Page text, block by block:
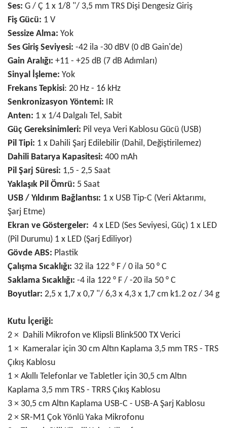
Ses: G / Ç 1 x 1/8 "/ 3,5 mm TRS Dişi Dengesiz Giriş
Fiş Gücü: 1 V
Sessize Alma: Yok
Ses Giriş Seviyesi: -42 ila -30 dBV (0 dB Gain'de)
Gain Aralığı: +11 - +25 dB (7 dB Adımları)
Sinyal İşleme: Yok
Frekans Tepkisi: 20 Hz - 16 kHz
Senkronizasyon Yöntemi: IR
Anten: 1 x 1/4 Dalgalı Tel, Sabit
Güç Gereksinimleri: Pil veya Veri Kablosu Gücü (USB)
Pil Tipi: 1 x Dahili Şarj Edilebilir (Dahil, Değiştirilemez)
Dahili Batarya Kapasitesi: 400 mAh
Pil Şarj Süresi: 1,5 - 2,5 Saat
Yaklaşık Pil Ömrü: 5 Saat
USB / Yıldırım Bağlantısı: 1 x USB Tip-C (Veri Aktarımı,
Şarj Etme)
Ekran ve Göstergeler: 4 x LED (Ses Seviyesi, Güç) 1 x LED
(Pil Durumu) 1 x LED (Şarj Ediliyor)
Gövde ABS: Plastik
Çalışma Sıcaklığı: 32 ila 122 ° F / 0 ila 50 ° C
Saklama Sıcaklığı: -4 ila 122 ° F / -20 ila 50 ° C
Boyutlar: 2,5 x 1,7 x 0,7 "/ 6,3 x 4,3 x 1,7 cm k1.2 oz / 34 g
Kutu İçeriği:
2 × Dahili Mikrofon ve Klipsli Blink500 TX Verici
1 × Kameralar için 30 cm Altın Kaplama 3,5 mm TRS - TRS
Çıkış Kablosu
1 × Akıllı Telefonlar ve Tabletler için 30,5 cm Altın
Kaplama 3,5 mm TRS - TRRS Çıkış Kablosu
3 × 30,5 cm Altın Kaplama USB-C - USB-A Şarj Kablosu
2 × SR-M1 Çok Yönlü Yaka Mikrofonu